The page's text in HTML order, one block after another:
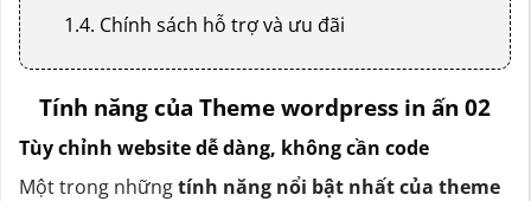
1.4. Chính sách hỗ trợ và ưu đãi
Tính năng của Theme wordpress in ấn 02
Tùy chỉnh website dễ dàng, không cần code
Một trong nhữngtính năng nổi bật nhất của theme